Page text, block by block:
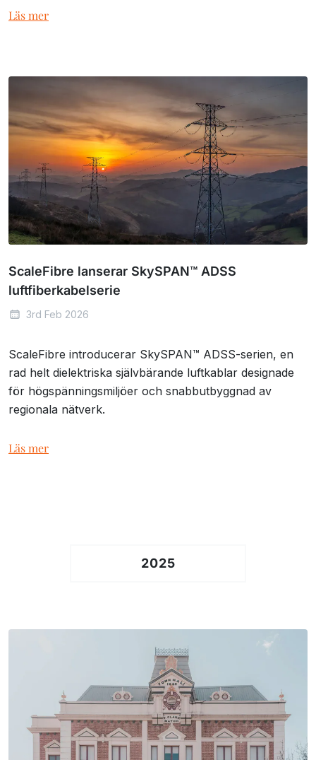
Läs mer
ScaleFibre lanserar SkySPAN™ ADSS
luftfiberkabelserie
3rd Feb 2026
ScaleFibre introducerar SkySPAN™ ADSS-serien, en
rad helt dielektriska självbärande luftkablar designade
för högspänningsmiljöer och snabbutbyggnad av
regionala nätverk.
Läs mer
2025